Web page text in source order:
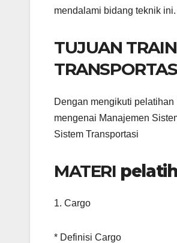
mendalami bidang teknik ini.
TUJUAN
Dengan mengikuti
mengenai Manajemen
Sistem Transportasi
MATERI
1. Cargo
* Definisi Cargo